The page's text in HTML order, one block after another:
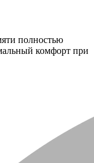
полностью
комфорт при